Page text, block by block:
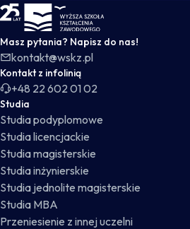
WSKZ - strona główna
Masz pytania? Napisz do nas!
kontakt@wskz.pl
Kontakt z infolinią
+48 22 602 01 02
Studia
Studia podyplomowe
Studia licencjackie
Studia magisterskie
Studia inżynierskie
Studia jednolite magisterskie
Studia MBA
Przeniesienie z innej uczelni